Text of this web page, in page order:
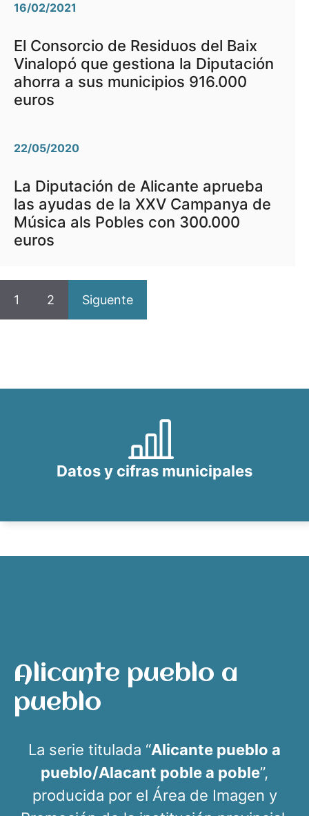
16/02/2021
El Consorcio de Residuos del Baix
Vinalopó que gestiona la Diputación
ahorra a sus municipios 916.000
euros
22/05/2020
La Diputación de Alicante aprueba
las ayudas de la XXV Campanya de
Música als Pobles con 300.000
euros
1 2 Siguente
Datos y cifras municipales
Alicante pueblo a
pueblo
La serie titulada “Alicante pueblo a
pueblo/Alacant poble a poble”,
producida por el Área de Imagen y